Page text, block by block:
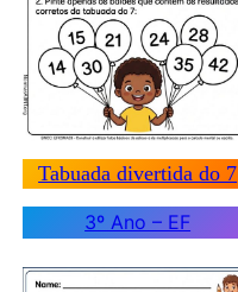
Tabuada divertida do 7
3º Ano – EF